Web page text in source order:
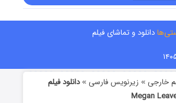
دانلود و تماشای فیلم
خارجی » زیرنویس فارسی »دانلود فیلم